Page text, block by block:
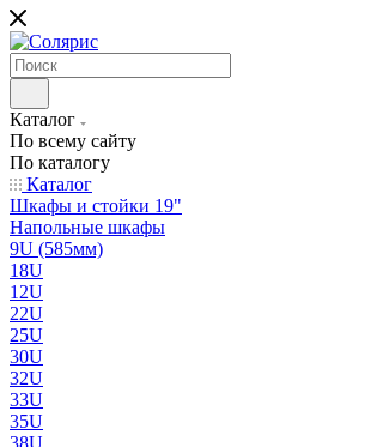
Каталог
По всему сайту
По каталогу
Каталог
Шкафы и стойки 19"
Напольные шкафы
9U (585мм)
18U
12U
22U
25U
30U
32U
33U
35U
38U